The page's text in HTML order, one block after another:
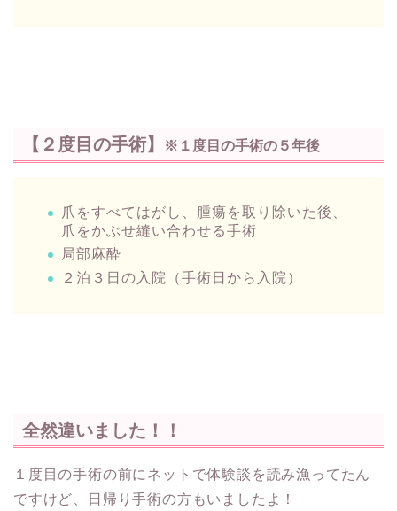
【２度目の手術】 ※１度目の手術の５年後
爪をすべてはがし、腫瘍を取り除いた後、
爪をかぶせ縫い合わせる手術
局部麻酔
２泊３日の入院（手術日から入院）
全然違いました！！
１度目の手術の前にネットで体験談を読み漁ってたん
ですけど、日帰り手術の方もいましたよ！